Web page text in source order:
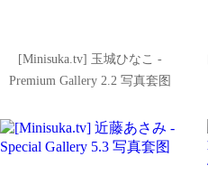
[Minisuka.tv] 玉城ひなこ -
Premium Gallery 2.2 写真套图